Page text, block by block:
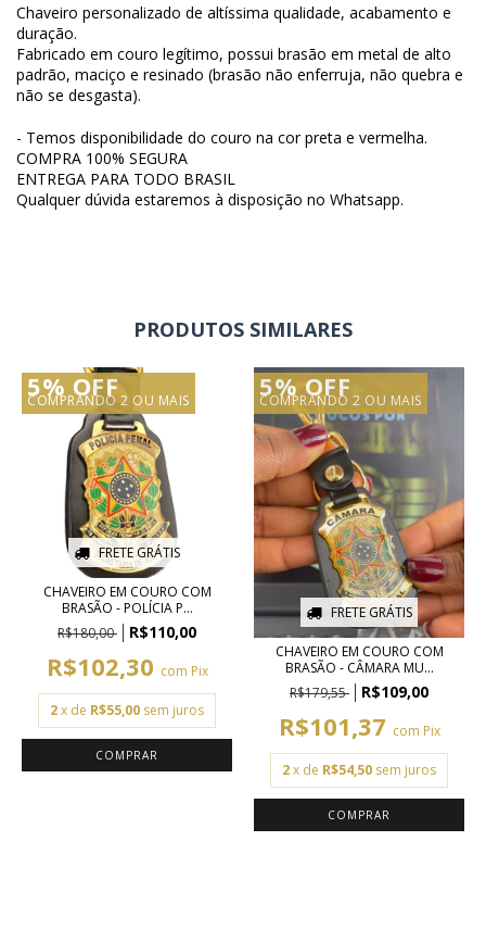
Chaveiro personalizado de altíssima qualidade, acabamento e
duração.
Fabricado em couro legítimo, possui brasão em metal de alto
padrão, maciço e resinado (brasão não enferruja, não quebra e
não se desgasta).
- Temos disponibilidade do couro na cor preta e vermelha.
COMPRA 100% SEGURA
ENTREGA PARA TODO BRASIL
Qualquer dúvida estaremos à disposição no Whatsapp.
PRODUTOS SIMILARES
5% OFF
COMPRANDO 2 OU MAIS
FRETE GRÁTIS
CHAVEIRO EM COURO COM
BRASÃO - POLÍCIA P...
R$180,00
R$110,00
R$102,30 com Pix
2x de R$55,00 sem juros
5% OFF
COMPRANDO 2 OU MAIS
FRETE GRÁTIS
CHAVEIRO EM COURO COM
BRASÃO - CÂMARA MU...
R$179,55
R$109,00
R$101,37 com Pix
2x de R$54,50 sem juros